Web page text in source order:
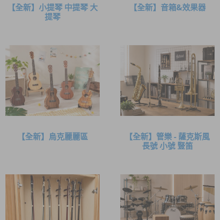
【全新】小提琴 中提琴 大
提琴
【全新】音箱&效果器
【全新】烏克麗麗區
【全新】管樂 - 薩克斯風
長號 小號 豎笛